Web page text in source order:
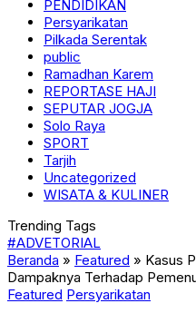
PENDIDIKAN
Persyarikatan
Pilkada Serentak
public
Ramadhan Karem
REPORTASE HAJI
SEPUTAR JOGJA
Solo Raya
SPORT
Tarjih
Uncategorized
WISATA & KULINER
Trending Tags
#ADVETORIAL
Beranda » Featured » Kasus
Dampaknya Terhadap
Featured Persyarikatan